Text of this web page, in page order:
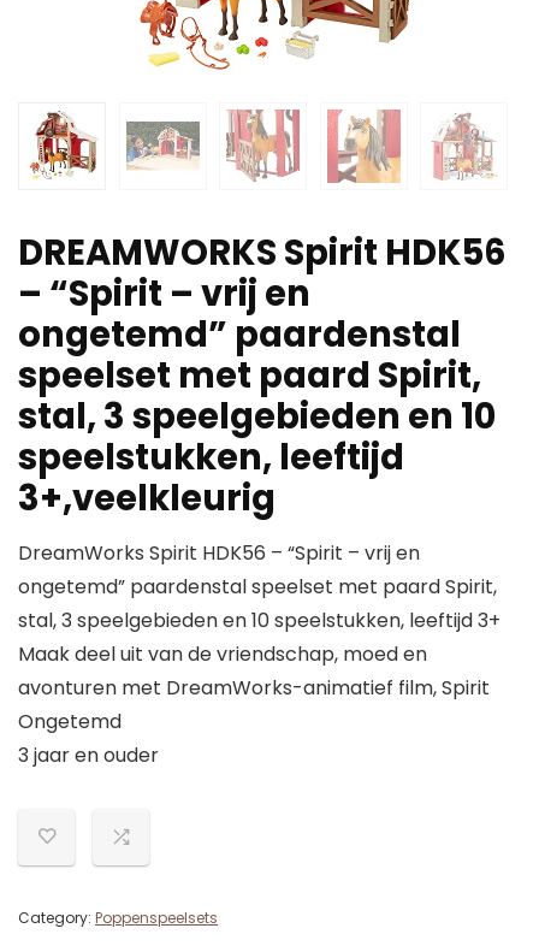
DREAMWORKS Spirit HDK56
– “Spirit – vrij en
ongetemd” paardenstal
speelset met paard Spirit,
stal, 3 speelgebieden en 10
speelstukken, leeftijd
3+,veelkleurig
DreamWorks Spirit HDK56 – “Spirit – vrij en
ongetemd” paardenstal speelset met paard Spirit,
stal, 3 speelgebieden en 10 speelstukken, leeftijd 3+
Maak deel uit van de vriendschap, moed en
avonturen met DreamWorks-animatief film, Spirit
Ongetemd
3 jaar en ouder
Category: Poppenspeelsets